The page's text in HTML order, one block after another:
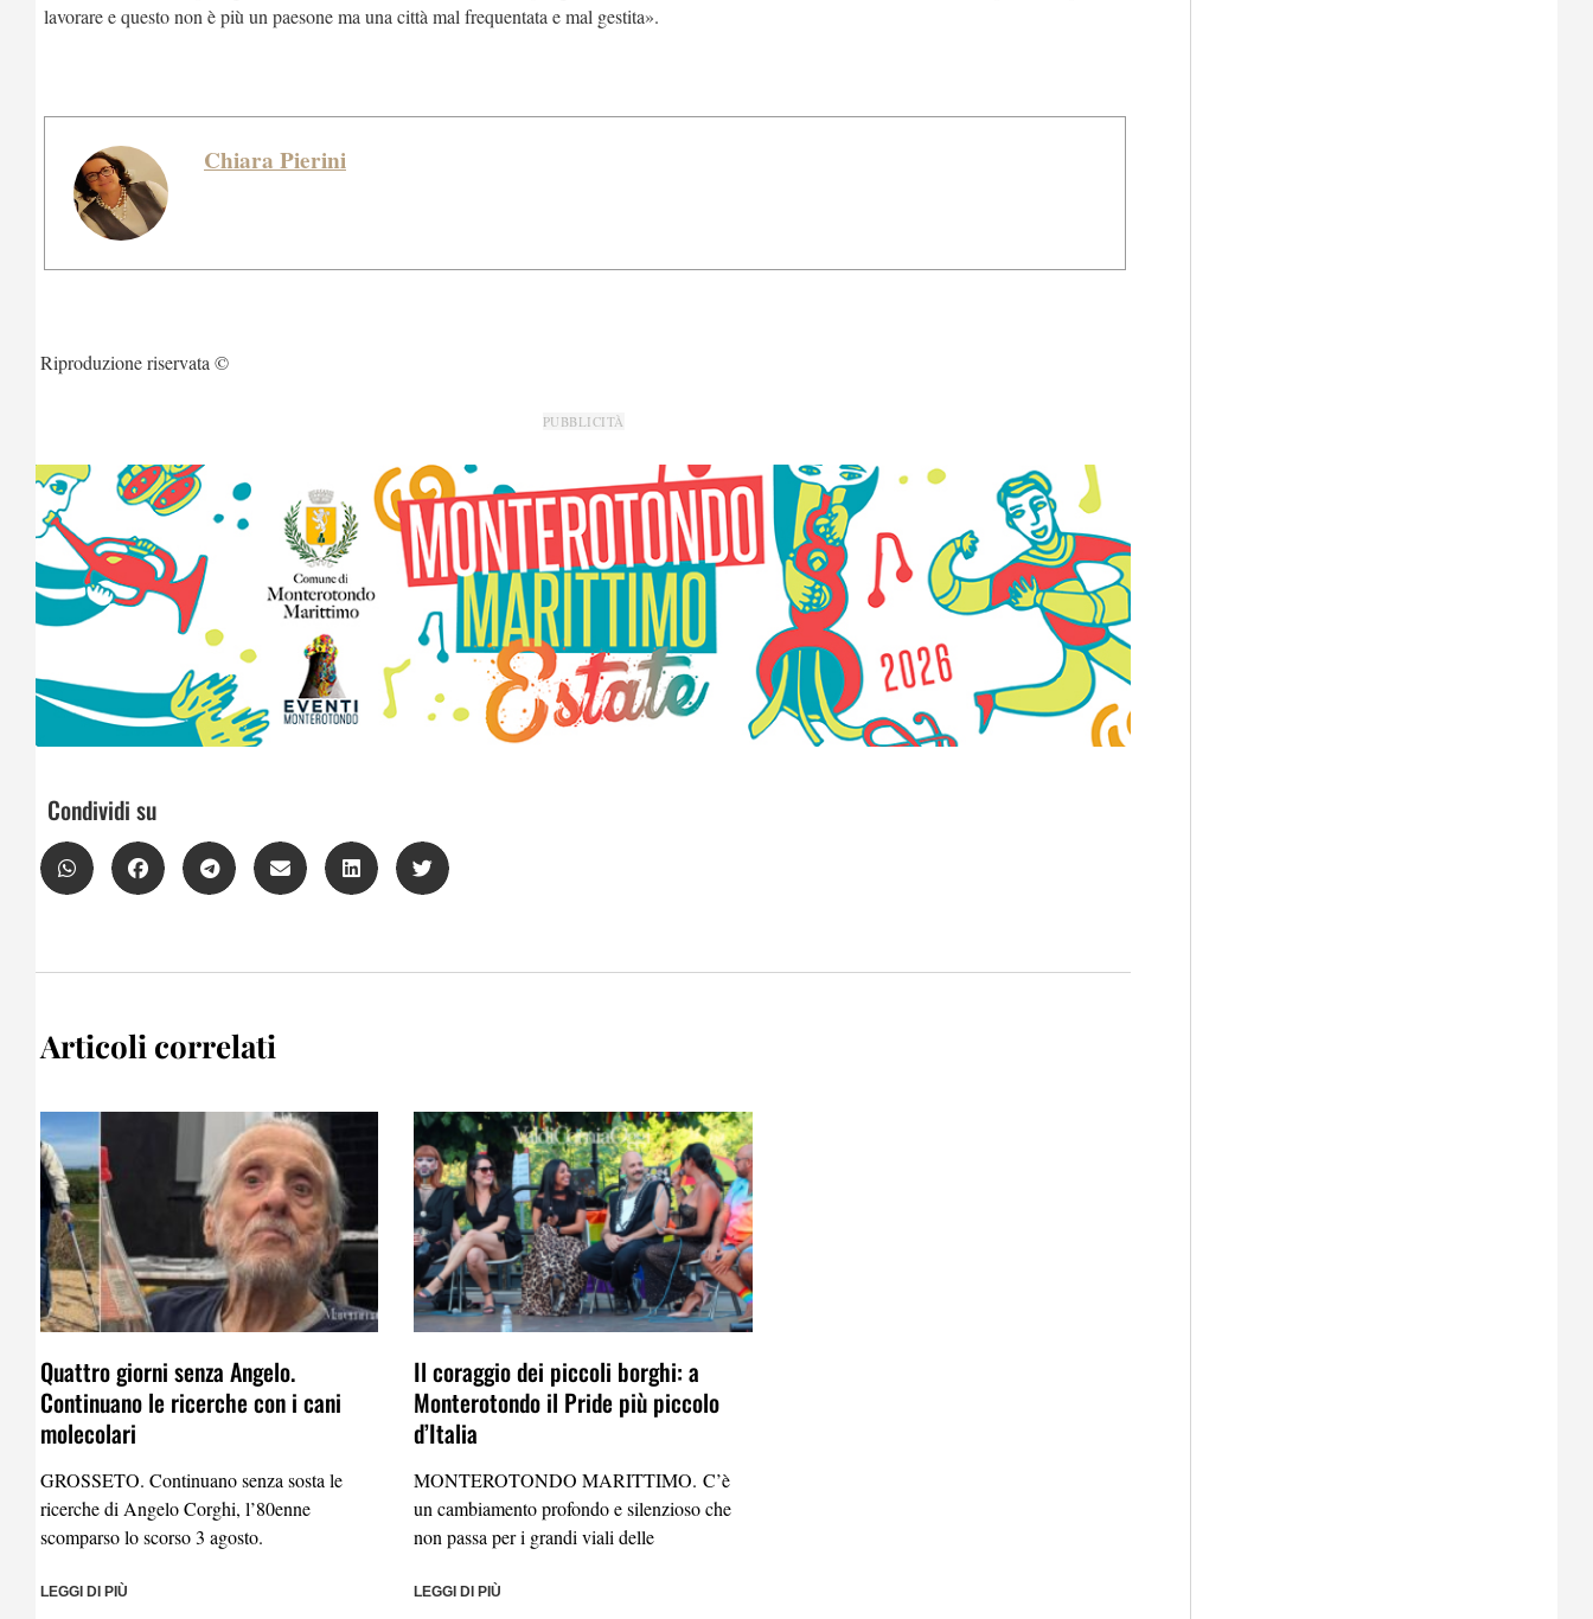
lavorare e questo non è più un paesone ma una città mal frequentata e mal gestita».
Chiara Pierini
Riproduzione riservata ©
PUBBLICITÀ
Condividi su
Articoli correlati
Quattro giorni senza Angelo.
Continuano le ricerche con i cani
molecolari
GROSSETO. Continuano senza sosta le
ricerche di Angelo Corghi, l’80enne
scomparso lo scorso 3 agosto.
LEGGI DI PIÙ
Il coraggio dei piccoli borghi: a
Monterotondo il Pride più piccolo
d’Italia
MONTEROTONDO MARITTIMO. C’è
un cambiamento profondo e silenzioso che
non passa per i grandi viali delle
LEGGI DI PIÙ